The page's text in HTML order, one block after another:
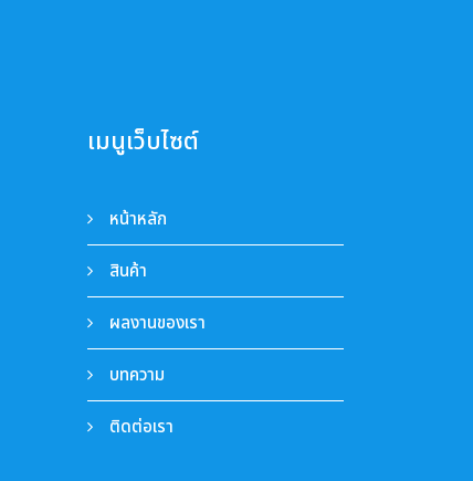
เมนูเว็บไซต์
หน้าหลัก
สินค้า
ผลงานของเรา
บทความ
ติดต่อเรา